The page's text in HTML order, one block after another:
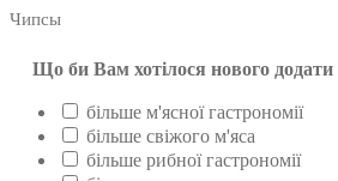
Чипсы
Що би Вам хотілося нового
більше м'ясної гастрономії
більше свіжого м'яса
більше рибної гастрономії